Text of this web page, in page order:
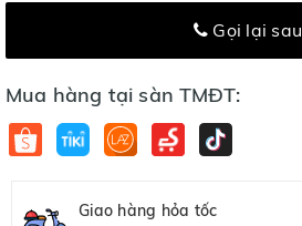
Gọi lại sau
Mua hàng tại sàn TMĐT:
Giao hàng hỏa tốc